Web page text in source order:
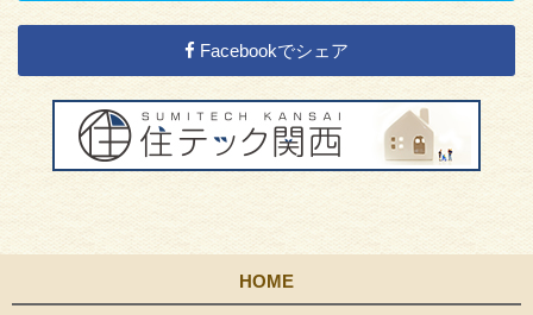
Facebookでシェア
HOME